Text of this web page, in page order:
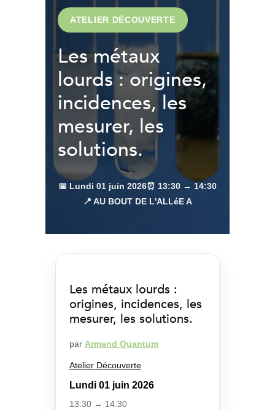
ATELIER DÉCOUVERTE
Les métaux
lourds : origines,
incidences, les
mesurer, les
solutions.
📅 Lundi 01 juin 2026⏰ 13:30 → 14:30
📍 AU BOUT DE L'ALLéE A
Les métaux lourds :
origines, incidences, les
mesurer, les solutions.
par Armand Quantum
Atelier Découverte
Lundi 01 juin 2026
13:30 → 14:30